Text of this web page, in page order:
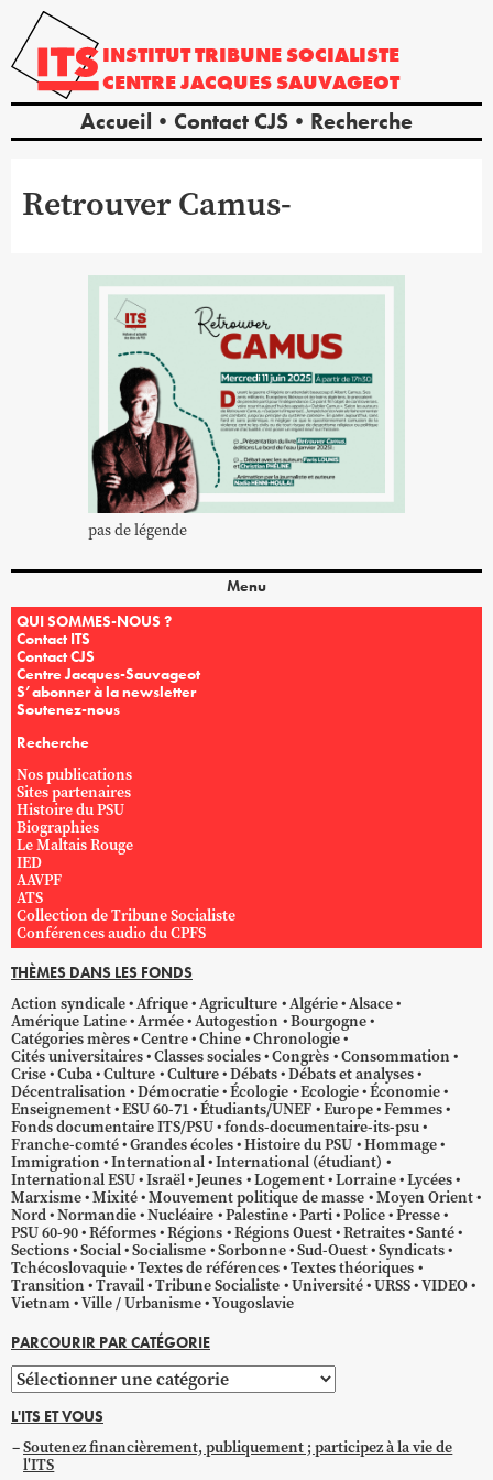
INSTITUTTRIBUNE SOCIALISTE
CENTREJACQUES SAUVAGEOT
Accueil Contact CJS Recherche
Retrouver Camus-
pas de légende
Menu
QUI SOMMES-NOUS ?
Contact ITS
Contact CJS
Centre Jacques-Sauvageot
S’abonner à la newsletter
Soutenez-nous
Recherche
Nos publications
Sites partenaires
Histoire du PSU
Biographies
Le Maltais Rouge
IED
AAVPF
ATS
Collection de Tribune Socialiste
Conférences audio du CPFS
THÈMES DANS LES FONDS
Action syndicale Afrique Agriculture Algérie Alsace
Amérique Latine Armée Autogestion
Bourgogne
Catégories mères Centre Chine Chronologie
Cités universitaires Classes sociales Congrès Consommation
Crise Cuba Culture Culture Débats Débats et analyses
Décentralisation Démocratie Écologie Ecologie Économie
Enseignement ESU 60-71 Étudiants/UNEF Europe Femmes
Fonds documentaire ITS/PSU fonds-documentaire-its-psu
Franche-comté Grandes écoles Histoire du PSU Hommage
Immigration International International (étudiant)
International ESU Israël Jeunes Logement Lorraine Lycées
Marxisme Mixité Mouvement politique de masse Moyen Orient
Nord Normandie Nucléaire Palestine Parti Police Presse
PSU 60-90 Réformes Régions Régions Ouest Retraites Santé
Sections Social Socialisme Sorbonne Sud-Ouest Syndicats
Tchécoslovaquie Textes de références Textes théoriques
Transition Travail Tribune Socialiste Université URSS VIDEO
Vietnam Ville / Urbanisme Yougoslavie
PARCOURIR PAR CATÉGORIE
Parcourir
par
catégorie
L'ITS ET VOUS
Soutenez financièrement, publiquement ; participez à la vie de
l'ITS